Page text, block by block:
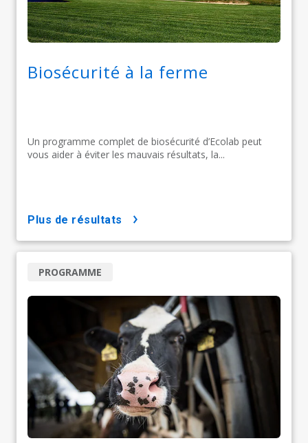
Biosécurité à la ferme
Un programme complet de biosécurité d’Ecolab peut
vous aider à éviter les mauvais résultats, la...
plus de résultats
PROGRAMME